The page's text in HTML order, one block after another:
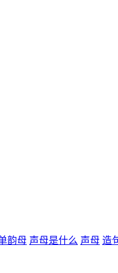
韵母 声母是什么 声母 造